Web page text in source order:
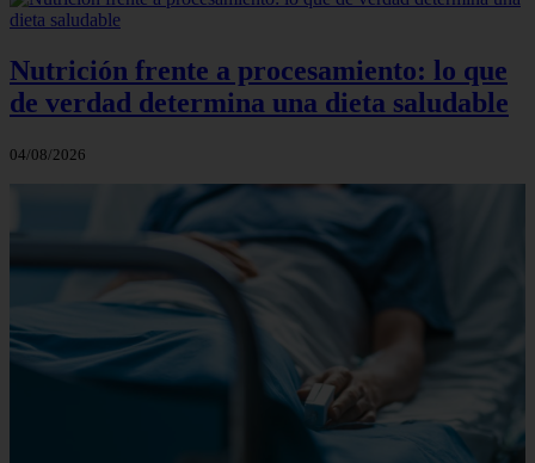
Nutrición frente a procesamiento: lo que
de verdad determina una dieta saludable
04/08/2026